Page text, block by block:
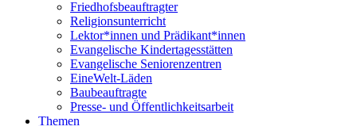
Friedhofsbeauftragter
Religionsunterricht
Lektor*innen und Prädikant*innen
Evangelische Kindertagesstätten
Evangelische Seniorenzentren
EineWelt-Läden
Baubeauftragte
Presse- und Öffentlichkeitsarbeit
Themen